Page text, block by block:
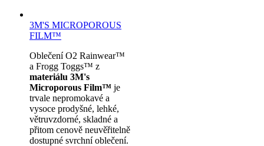
3M'S MICROPOROUS
FILM™
Oblečení O2 Rainwear™
a Frogg Toggs™ z
materiálu 3M's
Microporous Film™ je
trvale nepromokavé a
vysoce prodyšné, lehké,
větruvzdorné, skladné a
přitom cenově neuvěřitelně
dostupné svrchní oblečení.